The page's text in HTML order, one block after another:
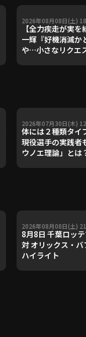
2026年08月08日(土)
【全力疾走が実
一輝『好機消滅か
や…小さなリクエ
2026年07月30日(木)
体には２種類タイ
現役選手の実践者
ウノエ理論」とは
2026年08月08日(土)
8月8日 千葉ロッ
対 オリックス・
ハイライト